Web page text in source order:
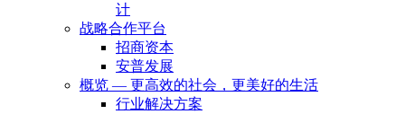
计
战略合作平台
招商资本
安普发展
概览 — 更高效的社会，更美好的生活
行业解决方案